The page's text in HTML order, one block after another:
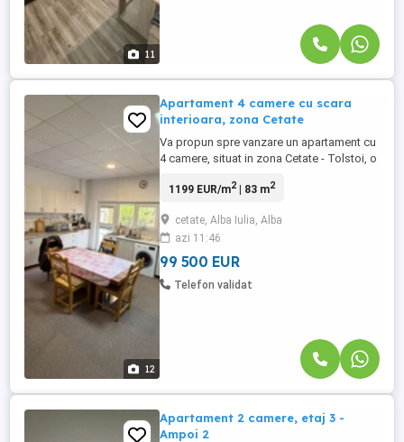
11
12
Apartament 4 camere cu scara
interioara, zona Cetate
Va propun spre vanzare un apartament cu
4 camere, situat in zona Cetate - Tolstoi, o
Imobilul este compartimentat astfel: Parter
open space cu bucatarie, 2 dormitoare, 2
bai si hol. Dispune de loc de parcare.
Proprietatea ...
1199 EUR/m2| 83 m2
cetate, Alba Iulia, Alba
azi 11:46
99 500 EUR
Telefon validat
Apartament 2 camere, etaj 3 -
Ampoi 2